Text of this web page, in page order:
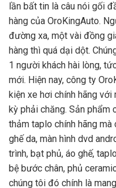
lần bất tin là câu nói gối
hàng của OroKingAuto.
đường xa, một vài đồng
hàng thì quá dại dột.
1 người khách hài lòng,
mới. Hiện nay, công ty
kiện xe hơi chính hãng
kỳ phải chăng. Sản phẩm
thảm taplo chính hãng mà
ghế da, màn hình dvd
trình, bạt phủ, áo ghế,
bệ bước chân, phủ
chúng tôi đó chính là